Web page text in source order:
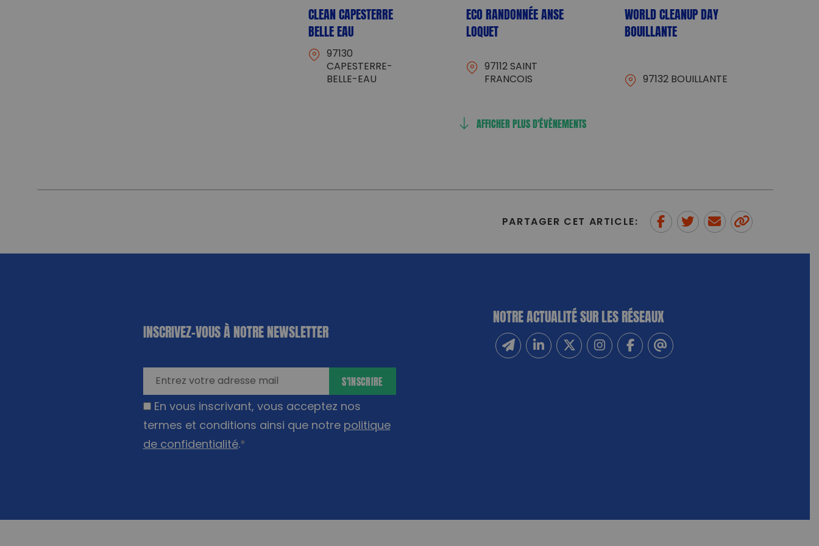
CLEAN CAPESTERRE
BELLE EAU
97130
CAPESTERRE-
BELLE-EAU
ECO RANDONNÉE ANSE
LOQUET
97112 SAINT
FRANCOIS
WORLD CLEANUP DAY
BOUILLANTE
97132 BOUILLANTE
AFFICHER PLUS D'ÉVÈNEMENTS
PARTAGER CET ARTICLE:
INSCRIVEZ-VOUS À NOTRE NEWSLETTER
En vous inscrivant, vous acceptez nos
termes et conditions ainsi que notre politique
de confidentialité.*
S'INSCRIRE
NOTRE ACTUALITÉ SUR LES RÉSEAUX